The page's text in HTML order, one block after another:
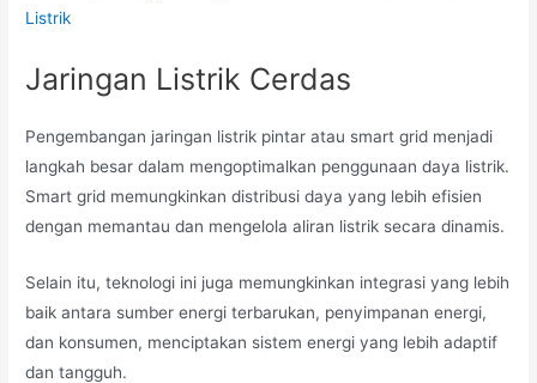
Listrik
Jaringan Listrik Cerdas
Pengembangan jaringan listrik pintar atau smart grid menjadi
langkah besar dalam mengoptimalkan penggunaan daya listrik.
Smart grid memungkinkan distribusi daya yang lebih efisien
dengan memantau dan mengelola aliran listrik secara dinamis.
Selain itu, teknologi ini juga memungkinkan integrasi yang lebih
baik antara sumber energi terbarukan, penyimpanan energi,
dan konsumen, menciptakan sistem energi yang lebih adaptif
dan tangguh.